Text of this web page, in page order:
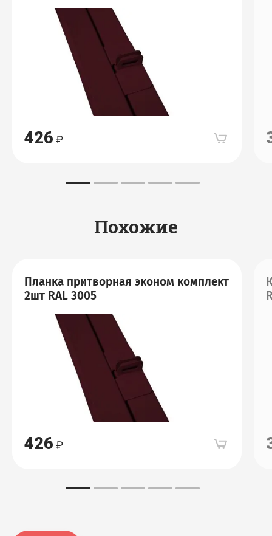
426
Похожие
Планка притворная эконом комплект
2шт RAL 3005
426